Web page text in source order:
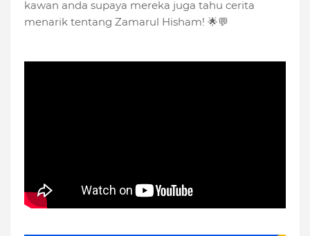
kawan anda supaya mereka juga tahu cerita
menarik tentang Zamarul Hisham! 🌟💬